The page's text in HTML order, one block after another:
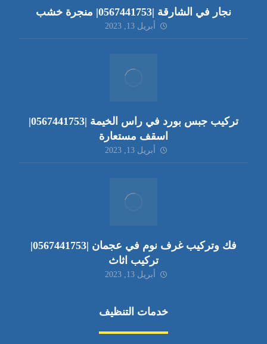
نجار في الشارقة |0567441753| منجرة خشب
أبريل 13, 2023
تركيب جبس بورد في راس الخيمة |0567441753|
اسقف مستعارة
أبريل 13, 2023
فك وتركيب غرف نوم في عجمان |0567441753|
تركيب اثاث
أبريل 13, 2023
خدمات التنظيف